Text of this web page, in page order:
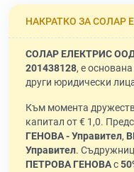
НАКРАТКО ЗА СОЛАР
СОЛАР ЕЛЕКТРИС
201438128, е
други юридически
Към момента
капитал от € 1,0.
ГЕНОВА - Управител,
Управител.
ПЕТРОВА ГЕНОВАс